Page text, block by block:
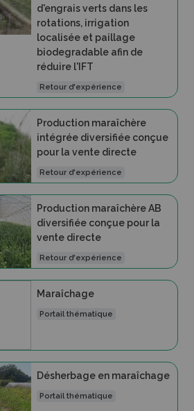
d'engrais verts dans les
rotations, irrigation
localisée et paillage
biodegradable afin de
réduire l'IFT
Retour d'expérience
Production maraîchère
intégrée diversifiée conçue
pour la vente directe
Retour d'expérience
Production maraîchère AB
diversifiée conçue pour la
vente directe
Retour d'expérience
Maraîchage
Portail thématique
Désherbage en maraîchage
Portail thématique